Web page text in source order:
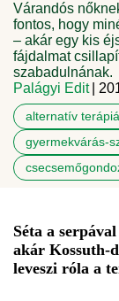
Várandós
fontos, hogy
– akár egy kis
fájdalmat
szabadulnának.
Palágyi Edit
|
alternatív
gyermekvárás-
Séta a
akár Kossuth-
leveszi róla a